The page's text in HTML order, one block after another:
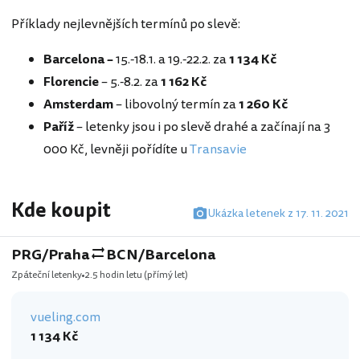
Příklady nejlevnějších termínů po slevě:
Barcelona –15.-18.1. a 19.-22.2. za1 134 Kč
Florencie– 5.-8.2. za1 162 Kč
Amsterdam– libovolný termín za1 260 Kč
Paříž– letenky jsou i po slevě drahé a začínají na 3
000 Kč, levněji pořídíte uTransavie
Kde koupit Ukázka letenek z 17. 11. 2021
PRG/Praha BCN/Barcelona
Zpáteční letenky 2.5 hodin letu (přímý let)
vueling.com
1 134 Kč